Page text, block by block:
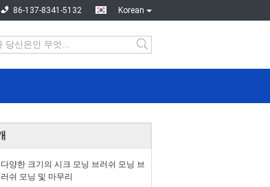
Korean
86-137-8341-5132
다양한 크기의 시크 모닝 브러쉬 모닝 브
러쉬 모닝 및 마무리